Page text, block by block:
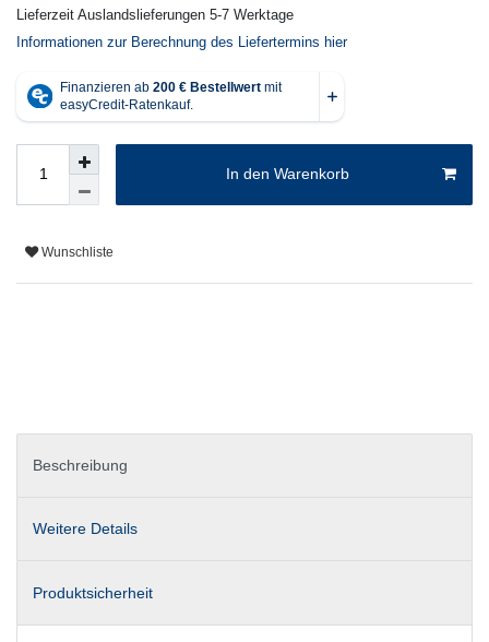
Lieferzeit Auslandslieferungen 5-7 Werktage
Informationen zur Berechnung des Liefertermins hier
In den Warenkorb
Wunschliste
Beschreibung
Weitere Details
Produktsicherheit